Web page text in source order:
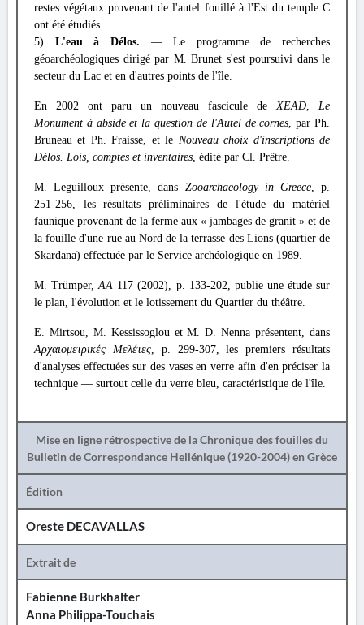
restes végétaux provenant de l'autel fouillé à l'Est du temple C
ont été étudiés.
5) L'eau à Délos. — Le programme de recherches
géoarchéologiques dirigé par M. Brunet s'est poursuivi dans le
secteur du Lac et en d'autres points de l'île.
En 2002 ont paru un nouveau fascicule deXEAD, Le
Monument à abside et la question de l'Autel de cornes, par Ph.
Bruneau et Ph. Fraisse, et le Nouveau choix d'inscriptions de
Délos. Lois, comptes et inventaires, édité par Cl. Prêtre.
M. Leguilloux présente, dans Zooarchaeology in Greece, p.
251-256, les résultats préliminaires de l'étude du matériel
faunique provenant de la ferme aux « jambages de granit » et de
la fouille d'une rue au Nord de la terrasse des Lions (quartier de
Skardana) effectuée par le Service archéologique en 1989.
M. Trümper,AA 117 (2002), p. 133-202, publie une étude sur
le plan, l'évolution et le lotissement du Quartier du théâtre.
E. Mirtsou, M. Kessissoglou et M. D. Nenna présentent, dans
Αρχαιομετρικές Μελέτες, p. 299-307, les premiers résultats
d'analyses effectuées sur des vases en verre afin d'en préciser la
technique — surtout celle du verre bleu, caractéristique de l'île.
Mise en ligne rétrospective de la Chronique des fouilles du
Bulletin de Correspondance Hellénique (1920-2004) en Grèce
Édition
Oreste DECAVALLAS
Extrait de
Fabienne Burkhalter
Anna Philippa-Touchais